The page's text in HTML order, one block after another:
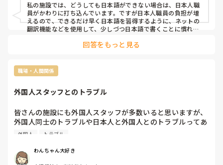
私の施設では、どうしても日本語ができない場合は、日本人職
員がかわりに打ち込んでいます。ですが日本人職員の負担が増
えるので、できるだけ早く日本語を習得するように、ネットの
翻訳機能などを使用して、少しづつ日本語で書くことに慣れて
回答をもっと見る
職場・人間関係
外国人スタッフとのトラブル
皆さんの施設にも外国人スタッフが多数いると思いますが、
外国人同士のトラブルや日本人と外国人とのトラブルってあ
りますか？
方が良い為間違いを丁寧に伝えてますが、分かってる皆やっ
てるとかで怒り出すので日本人スタッフは外国人スタッフに
外国人 トラブル
わんちゃん大好き